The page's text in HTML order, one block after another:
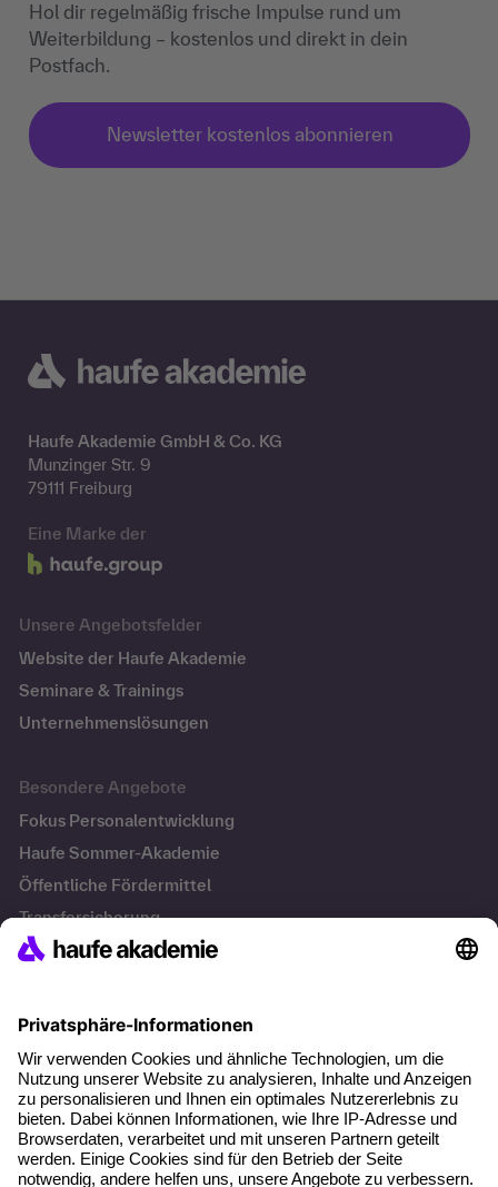
Hol dir regelmäßig frische Impulse rund um
Weiterbildung – kostenlos und direkt in dein
Postfach.
Newsletter kostenlos abonnieren
Haufe Akademie GmbH & Co. KG
Munzinger Str. 9
79111 Freiburg
Eine Marke der
Unsere Angebotsfelder
Website der Haufe Akademie
Seminare & Trainings
Unternehmenslösungen
Besondere Angebote
Fokus Personalentwicklung
Haufe Sommer-Akademie
Öffentliche Fördermittel
Transfersicherung
Führung im KI-Zeitalter: Wie Human-AI-Leadership Teams
stark macht
Operatives Personalmanagement: Aufgaben, Prozesse
und Grundlagen im Überblick
KI Texte menschlicher machen und unverwechselbar
bleiben